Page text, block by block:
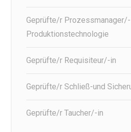
Geprüfte/r
Produktionstechnologie
Geprüfte/r Requisiteur/-in
Geprüfte/r Schließ-und
Geprüfte/r Taucher/-in